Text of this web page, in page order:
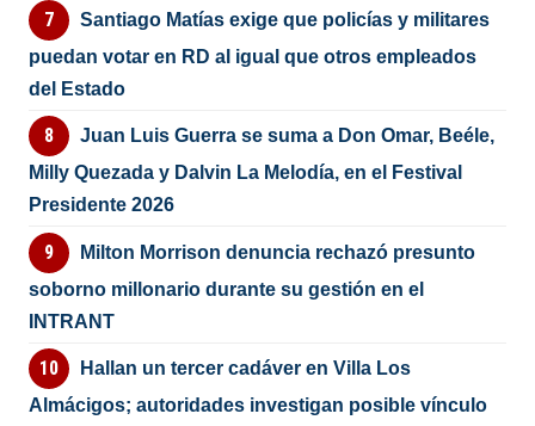
Santiago Matías exige que policías y militares
puedan votar en RD al igual que otros empleados
del Estado
Juan Luis Guerra se suma a Don Omar, Beéle,
Milly Quezada y Dalvin La Melodía, en el Festival
Presidente 2026
Milton Morrison denuncia rechazó presunto
soborno millonario durante su gestión en el
INTRANT
Hallan un tercer cadáver en Villa Los
Almácigos; autoridades investigan posible vínculo